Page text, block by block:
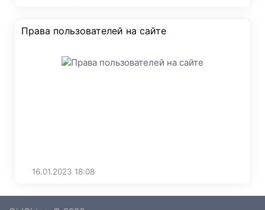
Права пользователей на сайте
16.01.2023 18:08